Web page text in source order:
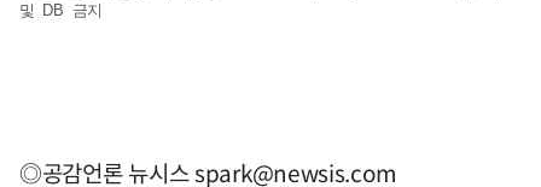
및 DB 금지
◎공감언론 뉴시스spark@newsis.com